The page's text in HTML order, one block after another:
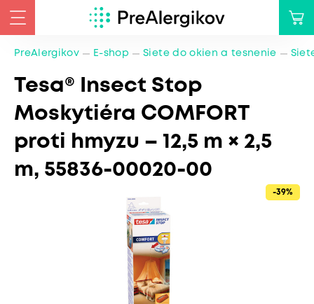
PreAlergikov E-shop Siete do okien a tesnenie
Tesa® Insect Stop
Moskytiéra COMFORT
proti hmyzu – 12,5 m × 2,5
m, 55836-00020-00
-39%